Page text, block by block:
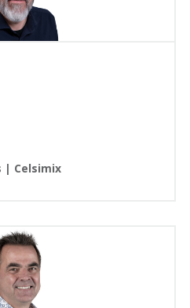
| Celsimix